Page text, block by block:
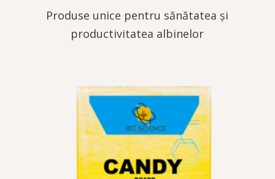
Produse unice pentru sănătatea și
productivitatea albinelor